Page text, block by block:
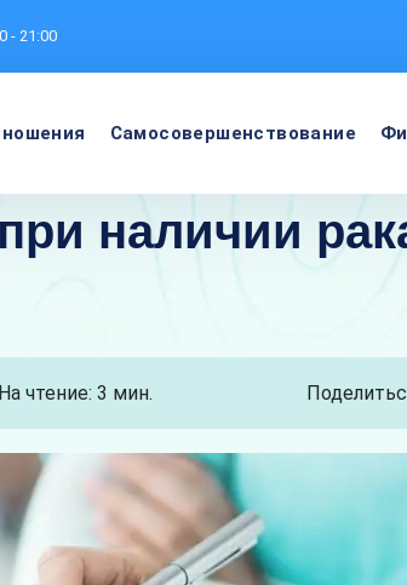
- 21:00
Самосовершенствование
наличии
На чтение: 3 мин.